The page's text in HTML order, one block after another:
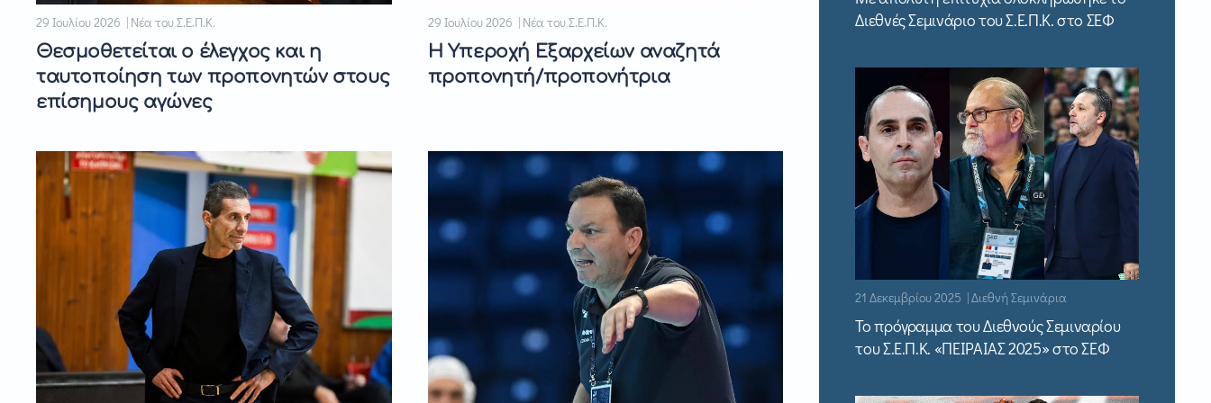
29 Ιουλίου 2026 | Νέα του Σ.Ε.Π.Κ.
Θεσμοθετείται ο έλεγχος και η
ταυτοποίηση των προπονητών στους
επίσημους αγώνες
29 Ιουλίου 2026 | Νέα του Σ.Ε.Π.Κ.
Η Υπεροχή Εξαρχείων αναζητά
προπονητή/προπονήτρια
Διεθνές Σεμινάριο του Σ.Ε.Π.Κ. στο ΣΕΦ
21 Δεκεμβρίου 2025 | Διεθνή Σεμινάρια
Το πρόγραμμα του Διεθνούς Σεμιναρίου
του Σ.Ε.Π.Κ. «ΠΕΙΡΑΙΑΣ 2025» στο ΣΕΦ